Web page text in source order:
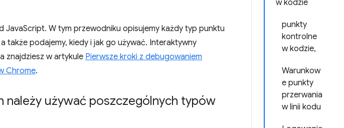
w kodzie
punkty
kontrolne
w kodzie,
Warunkow
e punkty
przerwania
w linii kodu
JavaScript. W tym przewodniku opisujemy każdy typ punktu
także podajemy, kiedy i jak go używać. Interaktywny
znajdziesz w artykule Pierwsze kroki z debugowaniem
Chrome.
należy używać poszczególnych typów